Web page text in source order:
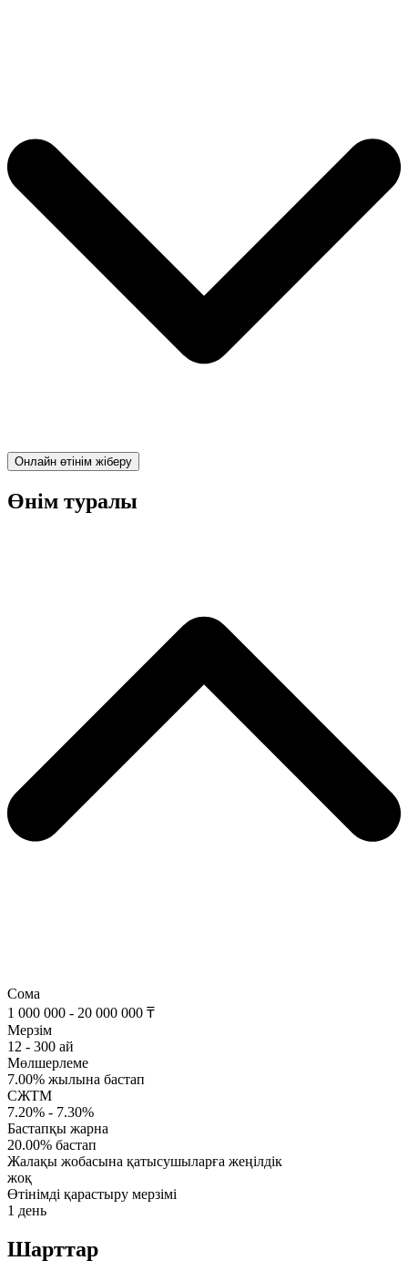
Онлайн өтінім жіберу
Өнім туралы
Сома
1 000 000 - 20 000 000 ₸
Мерзім
12 - 300 ай
Мөлшерлеме
7.00% жылына бастап
СЖТМ
7.20% - 7.30%
Бастапқы жарна
20.00% бастап
Жалақы жобасына қатысушыларға жеңілдік
жоқ
Өтінімді қарастыру мерзімі
1 день
Шарттар